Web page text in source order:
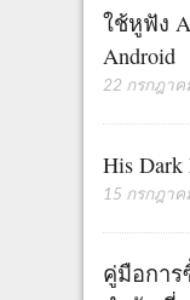
ใช้หูฟัง
Android
22 กรกฎาค
His Dark
15 กรกฎาค
คู่มือการ